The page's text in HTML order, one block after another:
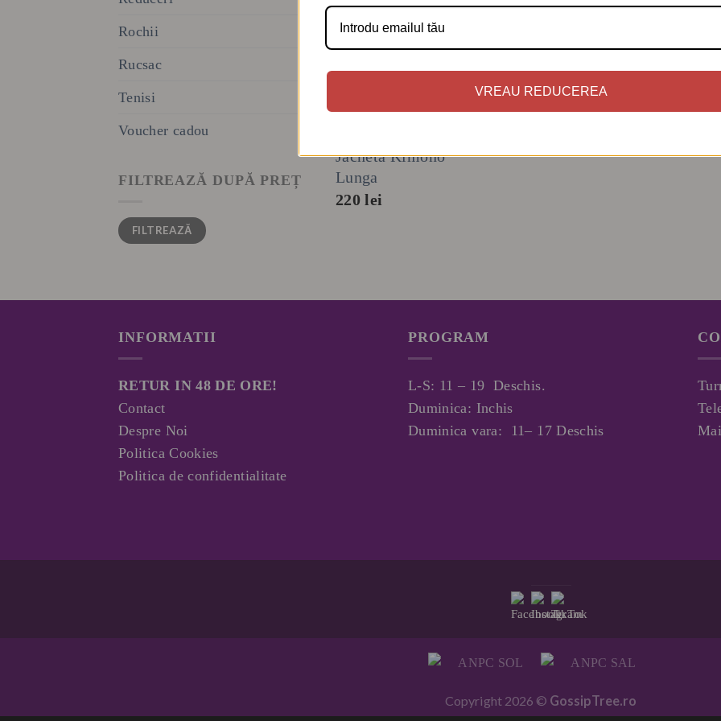
Rochii
Rucsac
Tenisi
Voucher cadou
FILTREAZĂ DUPĂ PREȚ
Preț
minim
Preț
maxim
FILTREAZĂ
Jacheta Kimono
Lunga
220lei
INFORMATII
RETUR IN 48 DE ORE!
Contact
Despre Noi
Politica Cookies
Politica de confidentialitate
PROGRAM
L-S: 11 – 19 Deschis.
Duminica: Inchis
Duminica vara: 11– 17 Deschis
Copyright 2026 © GossipTree.ro
VREAU REDUCEREA